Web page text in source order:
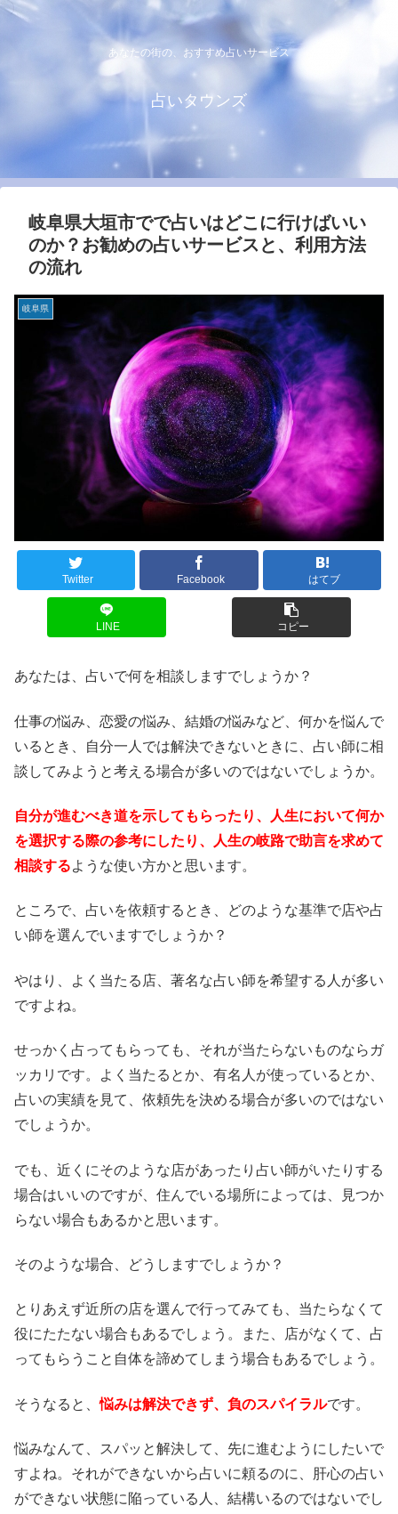
あなたの街の、おすすめ占いサービス
占いタウンズ
岐阜県大垣市でで占いはどこに行けばいい
のか？お勧めの占いサービスと、利用方法
の流れ
岐阜県
Twitter Facebook はてブ
LINE コピー
あなたは、占いで何を相談しますでしょうか？
仕事の悩み、恋愛の悩み、結婚の悩みなど、何かを悩んで
いるとき、自分一人では解決できないときに、占い師に相
談してみようと考える場合が多いのではないでしょうか。
自分が進むべき道を示してもらったり、人生において何か
を選択する際の参考にしたり、人生の岐路で助言を求めて
相談するような使い方かと思います。
ところで、占いを依頼するとき、どのような基準で店や占
い師を選んでいますでしょうか？
やはり、よく当たる店、著名な占い師を希望する人が多い
ですよね。
せっかく占ってもらっても、それが当たらないものならガ
ッカリです。よく当たるとか、有名人が使っているとか、
占いの実績を見て、依頼先を決める場合が多いのではない
でしょうか。
でも、近くにそのような店があったり占い師がいたりする
場合はいいのですが、住んでいる場所によっては、見つか
らない場合もあるかと思います。
そのような場合、どうしますでしょうか？
とりあえず近所の店を選んで行ってみても、当たらなくて
役にたたない場合もあるでしょう。また、店がなくて、占
ってもらうこと自体を諦めてしまう場合もあるでしょう。
そうなると、悩みは解決できず、負のスパイラルです。
悩みなんて、スパッと解決して、先に進むようにしたいで
すよね。それができないから占いに頼るのに、肝心の占い
ができない状態に陥っている人、結構いるのではないでし